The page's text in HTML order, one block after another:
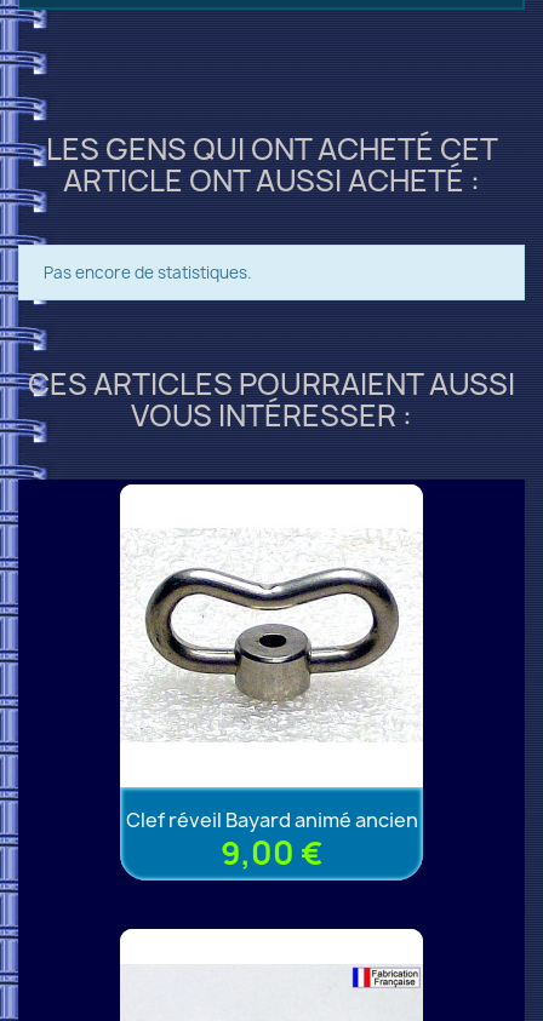
LES GENS QUI ONT ACHETÉ CET
ARTICLE ONT AUSSI ACHETÉ :
Pas encore de statistiques.
CES ARTICLES POURRAIENT AUSSI
VOUS INTÉRESSER :
Clef réveil Bayard animé ancien
9,00 €